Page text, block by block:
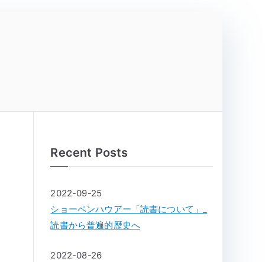
Recent Posts
2022-09-25
ショーペンハウアー「読書について」_
読書から普遍的歴史へ
2022-08-26